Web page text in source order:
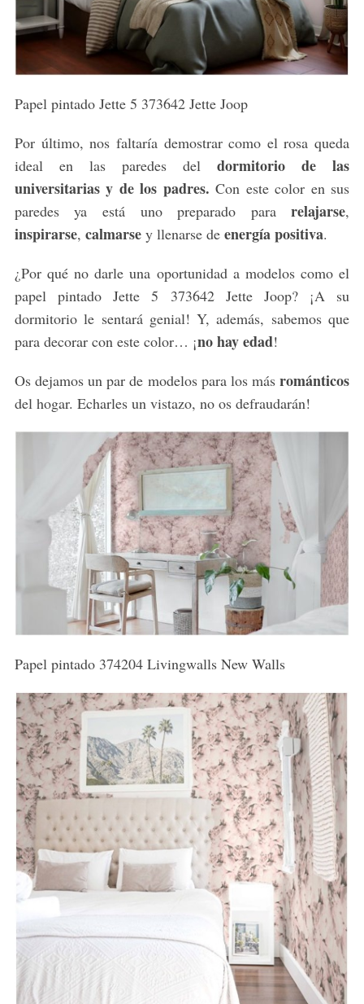
Papel pintado Jette 5 373642 Jette Joop
Por último, nos faltaría demostrar como el rosa queda
ideal en las paredes deldormitorio de las
universitarias y de los padres.Con este color en sus
paredes ya está uno preparado pararelajarse,
inspirarse, calmarsey llenarse de energía positiva.
¿Por qué no darle una oportunidad a modelos como el
papel pintado Jette 5 373642 Jette Joop? ¡A su
dormitorio le sentará genial! Y, además, sabemos que
para decorar con este color… ¡no hay edad!
Os dejamos un par de modelos para los másrománticos
del hogar. Echarles un vistazo, no os defraudarán!
Papel pintado 374204 Livingwalls New Walls
S
r
h
o
r
: